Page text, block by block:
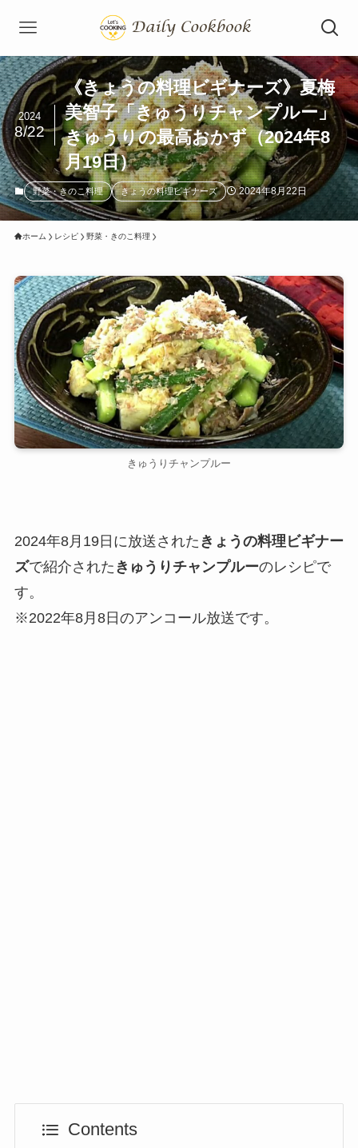
《きょうの料理ビギナーズ》夏梅
美智子「きゅうりチャンプルー」
きゅうりの最高おかず（2024年8
月19日）
2024
8/22
野菜・きのこ料理 きょうの料理ビギナーズ 2024年8月22日
ホーム レシピ 野菜・きのこ料理
きゅうりチャンプルー
2024年8月19日に放送された きょうの料理ビギナー
ズで紹介された きゅうりチャンプルーのレシピで
す。
※2022年8月8日のアンコール放送です。
Contents